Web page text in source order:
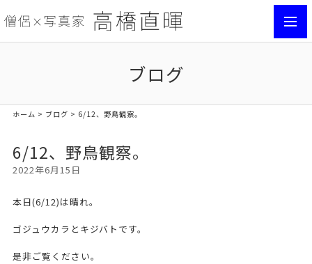
ブログ
ホーム > ブログ > 6/12、野鳥観察。
6/12、野鳥観察。
2022年6月15日
本日(6/12)は晴れ。
ゴジュウカラとキジバトです。
是非ご覧ください。